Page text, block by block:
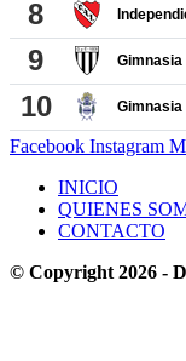
Facebook Instagram
INICIO
QUIENES
CONTACTO
© Copyright 2026 -